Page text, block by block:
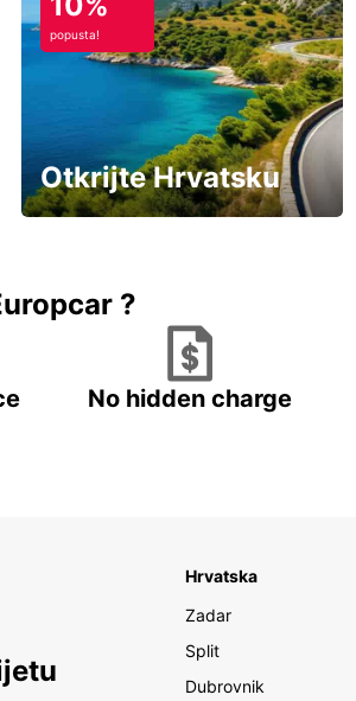
popusta!
Otkrijte Hrvatsku
?
No hidden charge
Hrvatska
Zadar
Split
Dubrovnik